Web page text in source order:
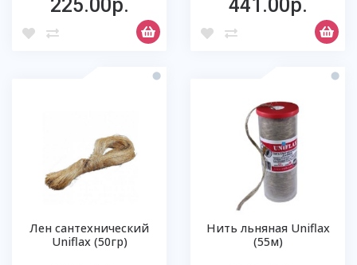
225.00р. 441.00р.
Лен сантехнический
Uniflax (50гр)
Нить льняная Uniflax
(55м)